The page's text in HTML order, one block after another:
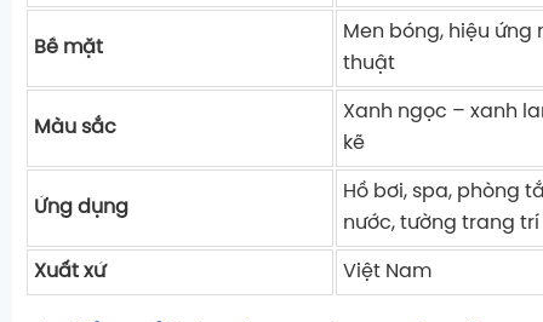
Bề mặt
Men bóng, hiệu ứng
thuật
Màu sắc
Xanh ngọc – xanh
kẽ
Ứng dụng
Hồ bơi, spa, phòng
nước, tường trang trí
Xuất xứ Việt Nam